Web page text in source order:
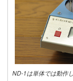
ND-1は単体では動作